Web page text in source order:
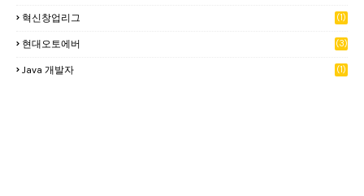
혁신창업리그 (1)
현대오토에버 (3)
Java 개발자 (1)